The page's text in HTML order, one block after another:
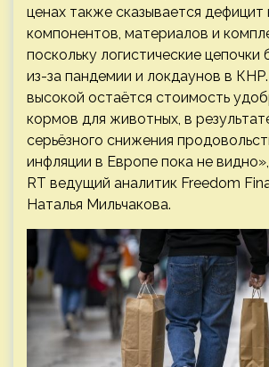
ценах также сказывается дефицит
компонентов, материалов и
поскольку логистические
из-за пандемии и локдаунов в
высокой остаётся стоимость
кормов для животных, в
серьёзного снижения
инфляции в Европе пока не
RT ведущий аналитик Freedom
Наталья Мильчакова.